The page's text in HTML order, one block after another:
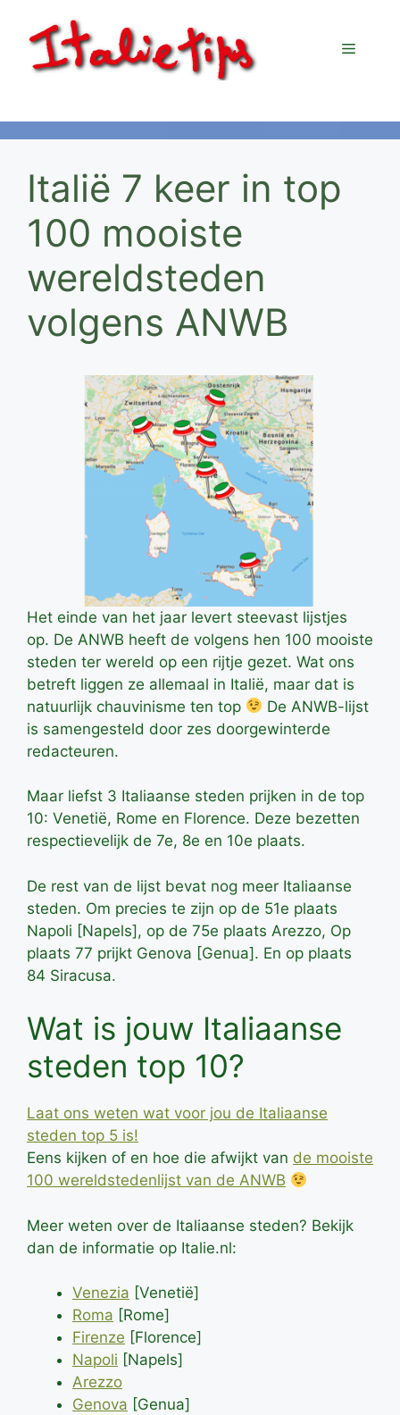
naar
inhoud
Menu
Italië 7 keer in top
100 mooiste
wereldsteden
volgens ANWB
Het einde van het jaar levert steevast lijstjes
op. De ANWB heeft de volgens hen 100 mooiste
steden ter wereld op een rijtje gezet. Wat ons
betreft liggen ze allemaal in Italië, maar dat is
natuurlijk chauvinisme ten top
De ANWB-lijst
is samengesteld door zes doorgewinterde
redacteuren.
Maar liefst 3 Italiaanse steden prijken in de top
10: Venetië, Rome en Florence. Deze bezetten
respectievelijk de 7e, 8e en 10e plaats.
De rest van de lijst bevat nog meer Italiaanse
steden. Om precies te zijn op de 51e plaats
Napoli [Napels], op de 75e plaats Arezzo, Op
plaats 77 prijkt Genova [Genua]. En op plaats
84 Siracusa.
Wat is jouw Italiaanse
steden top 10?
Laat ons weten wat voor jou de Italiaanse
steden top 5 is!
Eens kijken of en hoe die afwijkt van de mooiste
100 wereldstedenlijst van de ANWB
Meer weten over de Italiaanse steden? Bekijk
dan de informatie op Italie.nl:
Venezia [Venetië]
Roma [Rome]
Firenze [Florence]
Napoli [Napels]
Arezzo
Genova [Genua]